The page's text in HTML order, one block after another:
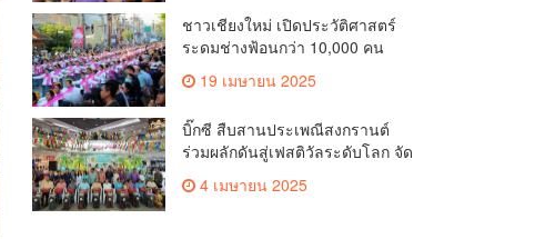
ชาวเชียงใหม่ เปิดประวัติศาสตร์
ระดมช่างฟ้อนกว่า 10,000 คน
ร่วมบันทึกสถิติโลก Guinness
World Records สำเร็จทำลายสถิติ
7,218 คน เฉลิมฉลองในวาระครบ
รอบ 729 ปีแห่งการสถาปนาเมือง
เชียงใหม่
19 เมษายน 2025
บิ๊กซี สืบสานประเพณีสงกรานต์
ร่วมผลักดันสู่เฟสติวัลระดับโลก จัด
แคมเปญ “สาดสนุกรับสงกรานต์ที่
บิ๊กซี” อัดโปรฉ่ำ ลดสูงสุด 50%
4 เมษายน 2025